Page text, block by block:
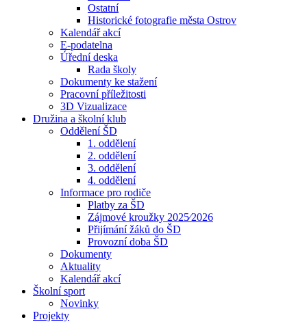
Ostatní
Historické fotografie města Ostrov
Kalendář akcí
E-podatelna
Úřední deska
Rada školy
Dokumenty ke stažení
Pracovní příležitosti
3D Vizualizace
Družina a školní klub
Oddělení ŠD
1. oddělení
2. oddělení
3. oddělení
4. oddělení
Informace pro rodiče
Platby za ŠD
Zájmové kroužky 2025⁄2026
Přijímání žáků do ŠD
Provozní doba ŠD
Dokumenty
Aktuality
Kalendář akcí
Školní sport
Novinky
Projekty